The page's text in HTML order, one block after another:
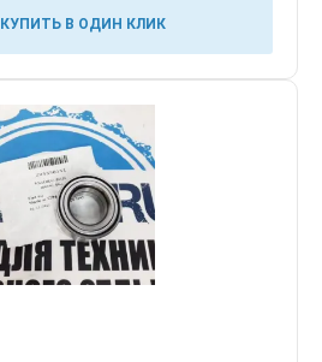
КУПИТЬ В ОДИН КЛИК